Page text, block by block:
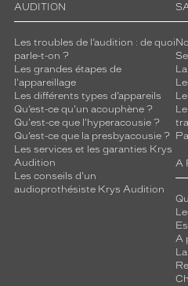
AUDITION
Les troubles de l’audition : de quoi
parle-t-on ?
Les grandes étapes de
l'appareillage
Les différents types d’appareils
Qu’est-ce qu'un acouphène ?
Qu'est-ce que l'hyperacousie ?
Qu’est-ce que la presbyacousie ?
Les services et les garanties Krys
Audition
Les conseils d'un
audioprothésiste Krys Audition
A
A